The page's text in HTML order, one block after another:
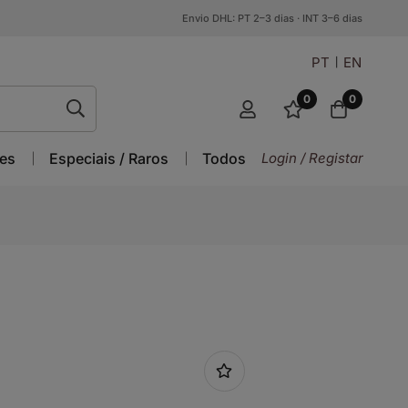
Envio DHL: PT 2–3 dias · INT 3–6 dias
PT EN
0 0
Especiais / Raros Todos Login / Registar